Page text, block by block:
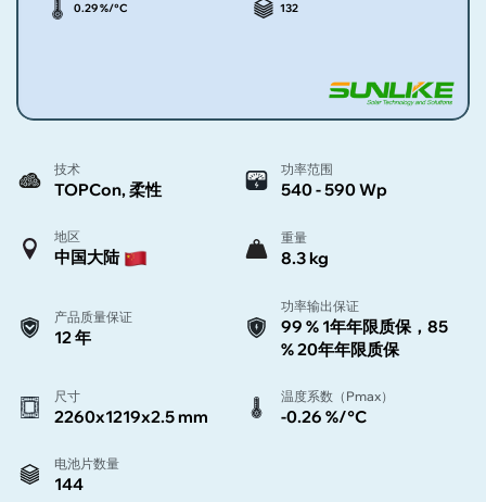
0.29 %/°C 132
技术
TOPCon, 柔性
功率范围
540 - 590 Wp
地区
中国大陆
重量
8.3 kg
产品质量保证
12 年
功率输出保证
99 % 1年年限质保，85
% 20年年限质保
尺寸
2260x1219x2.5 mm
温度系数（Pmax）
-0.26 %/°C
电池片数量
144